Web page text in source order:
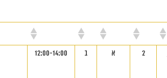
2 א ב 12:00-14:00